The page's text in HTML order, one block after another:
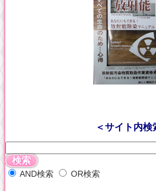
＜サイト内検
AND検索 OR検索